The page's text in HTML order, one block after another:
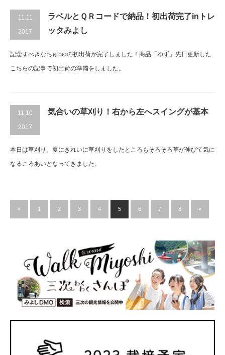
11.11
2017
ラベルとＱＲコードで納品！初出荷完了inトレ
ッタみよし
記念すべきなちゅbioの初出荷が完了しました！商品「ゆず」先日更新した
こちらの記事で初出荷の準備をしました。
11.10
2017
気合いの草刈り！右から左へスイングが基本
本日は草刈り。夏にきれいに草刈りをしたところもそろそろ草が伸びて気に
なるころあいとなってきました。
« 1 2 3 4 5 6 7 8 »